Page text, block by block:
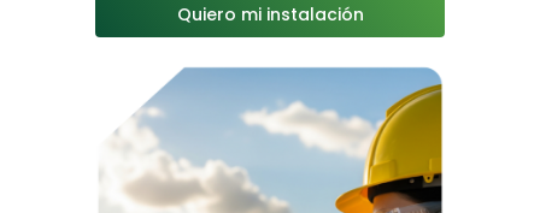
Quiero mi instalación